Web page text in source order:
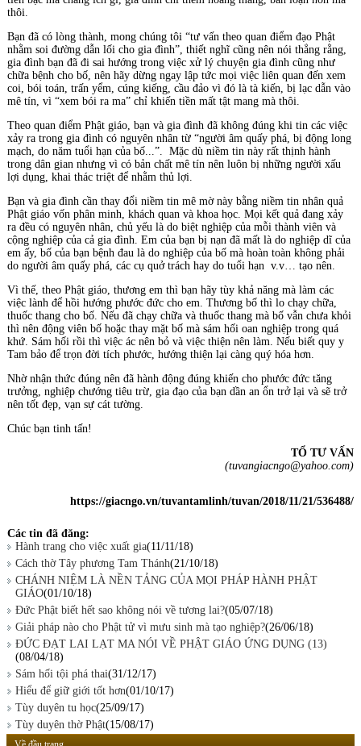
thôi.
Bạn đã có lòng thành, mong chúng tôi “tư vấn theo quan điểm đạo Phật
nhằm soi đường dẫn lối cho gia đình”, thiết nghĩ cũng nên nói thẳng rằng,
gia đình bạn đã đi sai hướng trong việc xử lý chuyện gia đình cũng như
chữa bệnh cho bố, nên hãy dừng ngay lập tức mọi việc liên quan đến xem
coi, bói toán, trấn yểm, cúng kiếng, cầu đảo vì đó là tà kiến, bị lạc dẫn vào
mê tín, vì “xem bói ra ma” chỉ khiến tiền mất tật mang mà thôi.
Theo quan điểm Phật giáo, bạn và gia đình đã không đúng khi tin các việc
xảy ra trong gia đình có nguyên nhân từ “người âm quấy phá, bị động long
mạch, do năm tuổi hạn của bố...”. Mặc dù niềm tin này rất thịnh hành
trong dân gian nhưng vì có bản chất mê tín nên luôn bị những người xấu
lợi dụng, khai thác triệt để nhằm thủ lợi.
Bạn và gia đình cần thay đổi niềm tin mê mờ này bằng niềm tin nhân quả
Phật giáo vốn phân minh, khách quan và khoa học. Mọi kết quả đang xảy
ra đều có nguyên nhân, chủ yếu là do biệt nghiệp của mỗi thành viên và
cộng nghiệp của cả gia đình. Em của bạn bị nạn đã mất là do nghiệp dĩ của
em ấy, bố của bạn bệnh đau là do nghiệp của bố mà hoàn toàn không phải
do người âm quấy phá, các cụ quở trách hay do tuổi hạn v.v… tạo nên.
Vì thế, theo Phật giáo, thương em thì bạn hãy tùy khả năng mà làm các
việc lành để hồi hướng phước đức cho em. Thương bố thì lo chạy chữa,
thuốc thang cho bố. Nếu đã chạy chữa và thuốc thang mà bố vẫn chưa khỏi
thì nên động viên bố hoặc thay mặt bố mà sám hối oan nghiệp trong quá
khứ. Sám hối rồi thì việc ác nên bỏ và việc thiện nên làm. Nếu biết quy y
Tam bảo để trọn đời tích phước, hướng thiện lại càng quý hóa hơn.
Nhờ nhận thức đúng nên đã hành động đúng khiến cho phước đức tăng
trưởng, nghiệp chướng tiêu trừ, gia đạo của bạn dần an ổn trở lại và sẽ trở
nên tốt đẹp, vạn sự cát tường.
Chúc bạn tinh tấn!
TỔ TƯ VẤN
(tuvangiacngo@yahoo.com)
https://giacngo.vn/tuvantamlinh/tuvan/2018/11/21/536488/
Các tin đã đăng:
Hành trang cho việc xuất gia(11/11/18)
Cách thờ Tây phương Tam Thánh(21/10/18)
CHÁNH NIỆM LÀ NỀN TẢNG CỦA MỌI PHÁP HÀNH PHẬT
GIÁO(01/10/18)
Ðức Phật biết hết sao không nói về tương lai?(05/07/18)
Giải pháp nào cho Phật tử vì mưu sinh mà tạo nghiệp?(26/06/18)
ĐỨC ĐẠT LAI LẠT MA NÓI VỀ PHẬT GIÁO ỨNG DỤNG (13)
(08/04/18)
Sám hối tội phá thai(31/12/17)
Hiểu để giữ giới tốt hơn(01/10/17)
Tùy duyên tu học(25/09/17)
Tùy duyên thờ Phật(15/08/17)